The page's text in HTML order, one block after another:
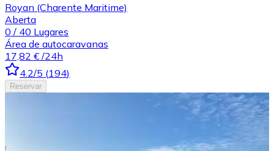
Royan (Charente Maritime)
Aberta
0 / 40 Lugares
Área de autocaravanas
17,82 € /24h
4.2/5 (194)
Reservar